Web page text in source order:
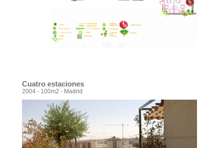
Cuatro estaciones
2004 - 100m2 - Madrid